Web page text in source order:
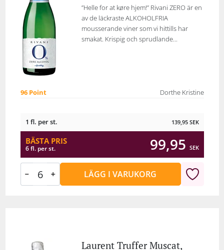
”Helle for at køre hjem!” Rivani ZERO är en
av de läckraste ALKOHOLFRIA
mousserande viner som vi hittills har
smakat. Krispig och sprudlande...
96 Point Dorthe Kristine
1 fl. per st. 139,95 SEK
BÄSTA PRIS
6 fl. per st. 99,95 SEK
LÄGG I VARUKORG
Laurent Truffer Muscat,